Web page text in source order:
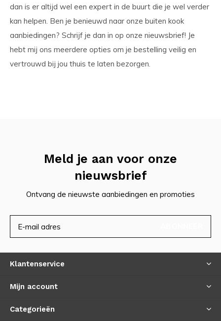
dan is er altijd wel een expert in de buurt die je wel verder
kan helpen. Ben je benieuwd naar onze buiten kook
aanbiedingen? Schrijf je dan in op onze nieuwsbrief! Je
hebt mij ons meerdere opties om je bestelling veilig en
vertrouwd bij jou thuis te laten bezorgen.
Meld je aan voor onze
nieuwsbrief
Ontvang de nieuwste aanbiedingen en promoties
Klantenservice
Mijn account
Categorieën